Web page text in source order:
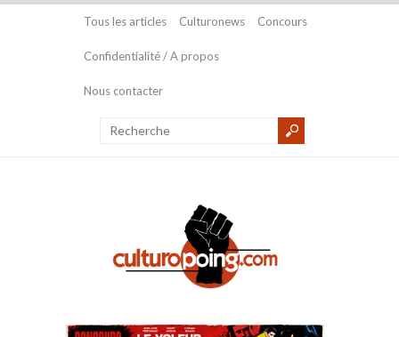
Tous les articles Culturonews Concours
Confidentialité / A propos
Nous contacter